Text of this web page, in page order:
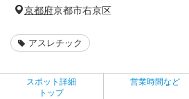
京都府京都市右京区
アスレチック
スポット詳細
トップ
営業時間など